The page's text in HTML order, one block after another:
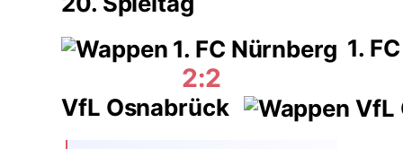
1.
2:2
VfL Osnabrück